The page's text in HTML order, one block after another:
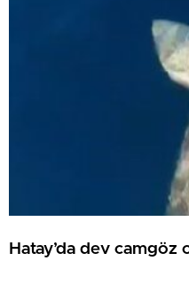
Hatay’da dev camgöz